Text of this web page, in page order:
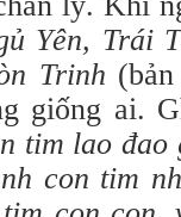
Yên, Trái
Trinh
giống ai.
tim lao đao
con tim